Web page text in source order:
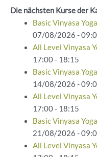
Die nächsten Kurse der
Basic Vinyasa
07/08/2026 -
All Level Vinyasa
17:00 - 18:15
Basic Vinyasa
14/08/2026 -
All Level Vinyasa
17:00 - 18:15
Basic Vinyasa
21/08/2026 -
All Level Vinyasa